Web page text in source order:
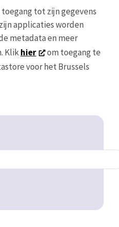
tot zijn gegevens
applicaties worden
metadata en meer
Klikhier
om toegang te
voor het Brussels